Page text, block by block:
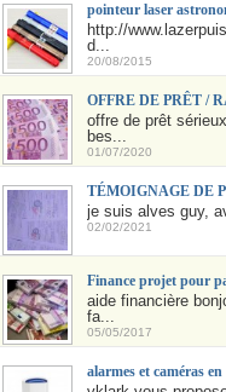
pointeur laser
http://
d...
20/08/2015
OFFRE DE PRÊT /
offre de prêt
bes...
01/07/2020
TÉMOIGNAGE DE
je suis alves guy,
02/02/2021
Finance projet pour
aide financière
fa...
05/05/2017
alarmes et caméras